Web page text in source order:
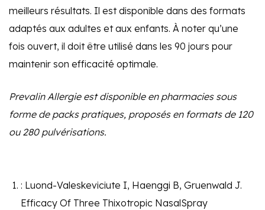
meilleurs résultats. Il est disponible dans des formats
adaptés aux adultes et aux enfants. À noter qu’une
fois ouvert, il doit être utilisé dans les 90 jours pour
maintenir son efficacité optimale.
Prevalin Allergie est disponible en pharmacies sous
forme de packs pratiques, proposés en formats de 120
ou 280 pulvérisations.
: Luond-Valeskeviciute I, Haenggi B, Gruenwald J.
Efficacy Of Three Thixotropic NasalSpray